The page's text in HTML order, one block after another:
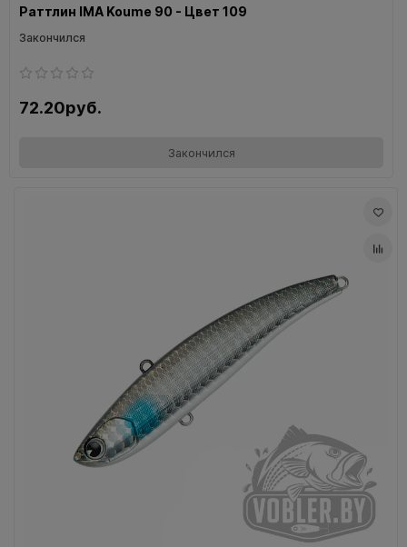
Раттлин IMA Koume 90 - Цвет 109
Закончился
72.20руб.
Закончился